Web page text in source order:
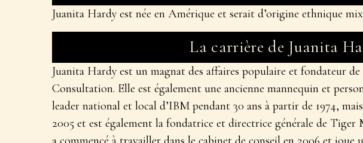
Juanita Hardy est née en Amérique et serait d’origine ethnique
La carrière de Juanita
Juanita Hardy est un magnat des affaires populaire et fondateur
Consultation. Elle est également une ancienne mannequin et
leader national et local d’IBM pendant 30 ans à partir de 1974,
2005 et est également la fondatrice et directrice générale de Tiger